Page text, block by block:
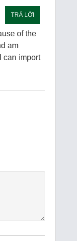
TRẢ LỜI
of the
am
can import